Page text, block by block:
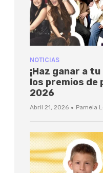
NOTICIAS
¡Haz ganar a
los premios de
2026
Abril 21, 2026 · Pamela